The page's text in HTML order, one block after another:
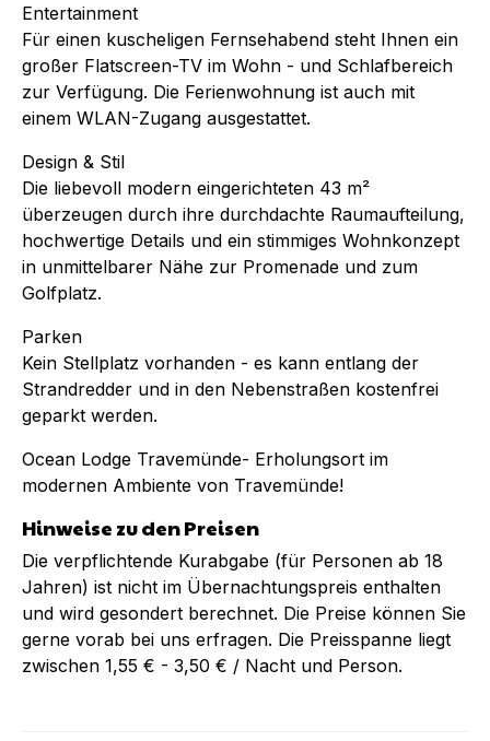
Entertainment
Für einen kuscheligen Fernsehabend steht Ihnen ein
großer Flatscreen-TV im Wohn - und Schlafbereich
zur Verfügung. Die Ferienwohnung ist auch mit
einem WLAN-Zugang ausgestattet.
Design & Stil
Die liebevoll modern eingerichteten 43 m²
überzeugen durch ihre durchdachte Raumaufteilung,
hochwertige Details und ein stimmiges Wohnkonzept
in unmittelbarer Nähe zur Promenade und zum
Golfplatz.
Parken
Kein Stellplatz vorhanden - es kann entlang der
Strandredder und in den Nebenstraßen kostenfrei
geparkt werden.
Ocean Lodge Travemünde- Erholungsort im
modernen Ambiente von Travemünde!
Hinweise zu den Preisen
Die verpflichtende Kurabgabe (für Personen ab 18
Jahren) ist nicht im Übernachtungspreis enthalten
und wird gesondert berechnet. Die Preise können Sie
gerne vorab bei uns erfragen. Die Preisspanne liegt
zwischen 1,55 € - 3,50 € / Nacht und Person.